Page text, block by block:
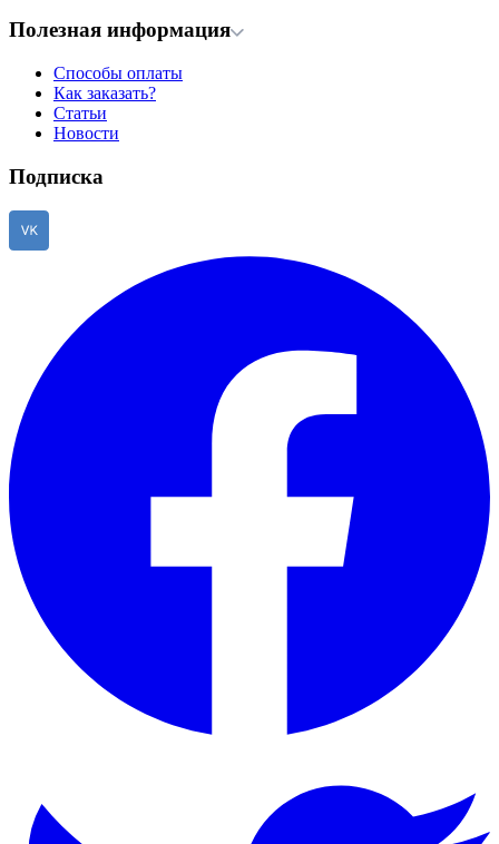
Полезная информация
Способы оплаты
Как заказать?
Статьи
Новости
Подписка